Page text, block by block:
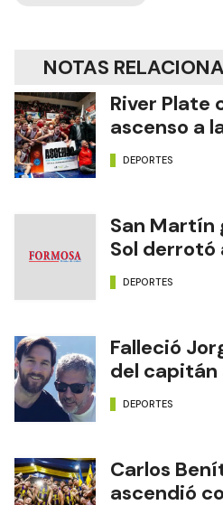
NOTAS
River Plate
ascenso a
DEPORTES
San Martín
Sol derrotó
DEPORTES
Falleció
del
DEPORTES
Carlos
ascendió